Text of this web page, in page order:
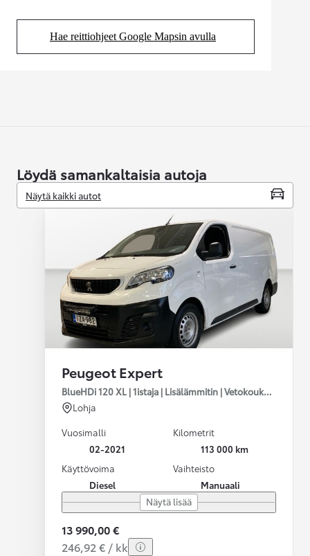
Hae reittiohjeet Google Mapsin avulla
(Aukeaa uudessa välilehdessä)
Löydä samankaltaisia autoja
Näytä kaikki autot
Peugeot Expert
BlueHDi 120 XL | 1istaja | Lisälämmitin | Vetokoukku |
Lohja
Vuosimalli
02-2021
Kilometrit
113 000 km
Käyttövoima
Diesel
Vaihteisto
Manuaali
Näytä lisää
13 990,00 €
246,92 € / kk